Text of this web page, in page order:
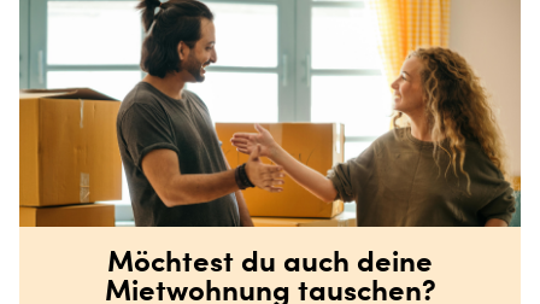
Möchtest du auch deine
Mietwohnung tauschen?